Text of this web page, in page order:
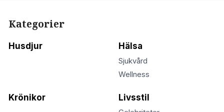
Kategorier
Husdjur Hälsa
Sjukvård
Wellness
Krönikor Livsstil